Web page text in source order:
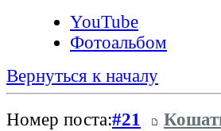
YouTube
Фотоальбом
Вернуться к началу
Номер поста:#21